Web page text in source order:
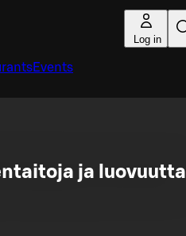
Log in
Events
ja luovuutta